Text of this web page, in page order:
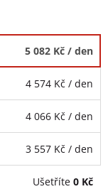
5 082 Kč / den
4 574 Kč / den
4 066 Kč / den
3 557 Kč / den
Ušetříte 0 Kč